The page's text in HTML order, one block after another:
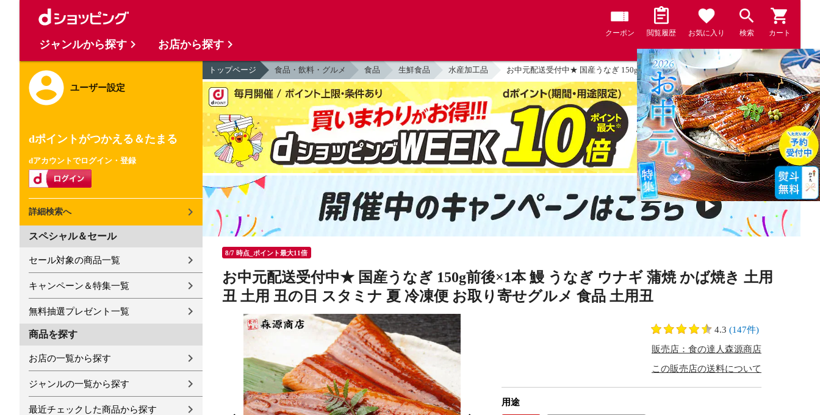
クーポン 閲覧履歴 お気に入り 検索 カート
ユーザー設定
dポイントがつかえる＆たまる
dアカウントでログイン・登録
詳細検索へ
スペシャル＆セール
セール対象の商品一覧
キャンペーン＆特集一覧
無料抽選プレゼント一覧
商品を探す
お店の一覧から探す
ジャンルの一覧から探す
最近チェックした商品から探す
トップページ 食品・飲料・グルメ 食品 生鮮食品 水産加工品 お中元配送受付中★ 国産うなぎ 150g前後×1本 鰻 うなぎ ウナギ 蒲焼 かば焼き 土用丑
8/7 時点_ポイント最大11倍
お中元配送受付中★ 国産うなぎ 150g前後×1本 鰻 うなぎ ウナギ 蒲焼 かば焼き 土用
丑 土用 丑の日 スタミナ 夏 冷凍便 お取り寄せグルメ 食品 土用丑
4.3 (147件)
販売店：食の達人森源商店
この販売店の送料について
用途
ジャンルから探す お店から探す